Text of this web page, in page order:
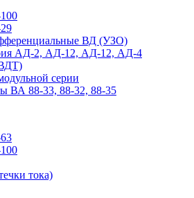
ВД (УЗО)
АД-2, АД-12, АД-12, АД-4
серии
ВА 88-33, 88-32, 88-35
тока)